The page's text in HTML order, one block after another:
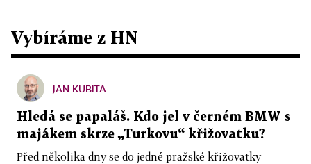
Vybíráme z HN
JAN KUBITA
Hledá se papaláš. Kdo jel v černém BMW s
majákem skrze „Turkovu“ křižovatku?
Před několika dny se do jedné pražské křižovatky